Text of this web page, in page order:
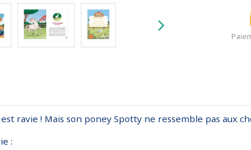
ravie ! Mais son poney Spotty ne ressemble pas aux
: